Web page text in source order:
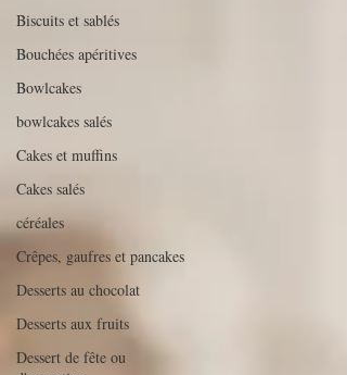
Biscuits et sablés
Bouchées apéritives
Bowlcakes
bowlcakes salés
Cakes et muffins
Cakes salés
céréales
Crêpes, gaufres et pancakes
Desserts au chocolat
Desserts aux fruits
Dessert de fête ou